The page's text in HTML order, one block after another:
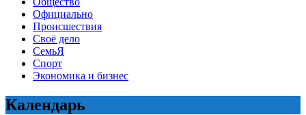
Официально
Происшествия
Своё дело
СемьЯ
Спорт
Экономика и бизнес
Календарь